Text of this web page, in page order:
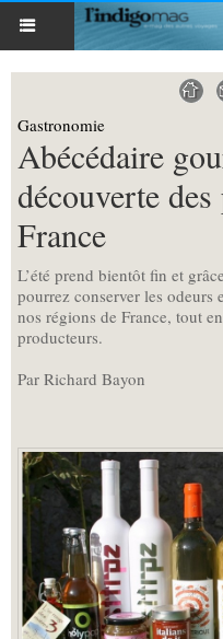
Gastronomie
Abécédaire
découverte
France
L’été prend bientôt fin et
pourrez conserver les odeurs
nos régions de France, tout
producteurs.
Par Richard Bayon